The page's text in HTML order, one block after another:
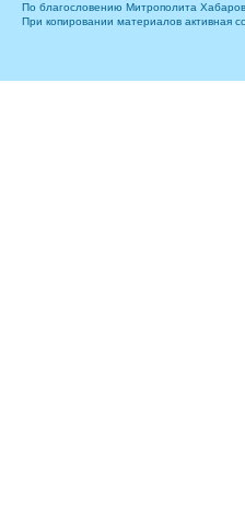
По благословению Митрополита
При копировании материалов активная